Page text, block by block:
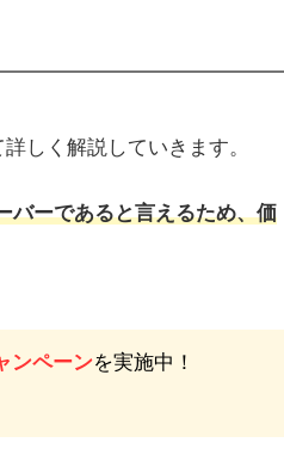
しく解説していきます。
バーであると言えるため、価
ンペーンを実施中！